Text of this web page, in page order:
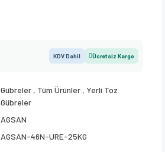
KDV Dahil Ücretsiz Kargo
Gübreler , Tüm Ürünler , Yerli Toz
Gübreler
AGSAN
AGSAN-46N-URE-25KG